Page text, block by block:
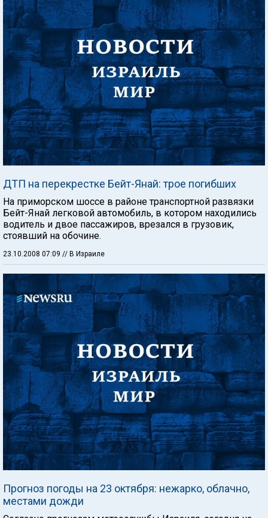
ДТП на перекрестке Бейт-Янай: трое погибших
На приморском шоссе в районе транспортной развязки
Бейт-Янай легковой автомобиль, в котором находились
водитель и двое пассажиров, врезался в грузовик,
стоявший на обочине.
23.10.2008 07:09 // В Израиле
Прогноз погоды на 23 октября: нежарко, облачно,
местами дожди